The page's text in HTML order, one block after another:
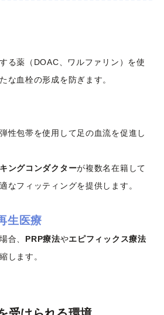
る薬（DOAC、ワルファリン）を使
な血栓の形成を防ぎます。
性包帯を使用して足の血流を促進し
ングコンダクターが複数名在籍して
なフィッティングを提供します。
生医療
合、 PRP療法やエピフィックス療法
します。